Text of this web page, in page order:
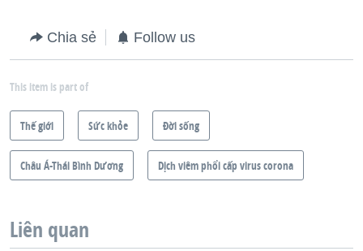
Chia sẻ Follow us
This item is part of
Thế giới Sức khỏe Ðời sống
Châu Á-Thái Bình Dương Dịch viêm phổi cấp virus corona
Liên quan